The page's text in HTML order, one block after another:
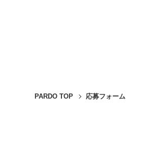
PARDO TOP 応募フォーム